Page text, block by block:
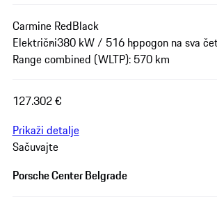
Carmine RedBlack
Električni380 kW / 516 hppogon na sva
Range combined (WLTP): 570 km
127.302 €
Prikaži detalje
Sačuvajte
Porsche Center Belgrade